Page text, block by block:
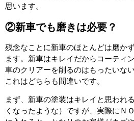
思います。
②新車でも磨きは必要？
残念なことに新車のほとんどは磨か
ます。新車はキレイだからコーティ
車のクリアーを削るのはもったいな
これはどちらも間違いです。
まず、新車の塗装はキレイと思われ
くなったような）ですが、実際にＮ